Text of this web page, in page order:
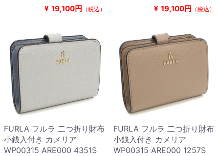
¥ 19,100円 （税込） ¥ 19,100円 （税込）
FURLA フルラ 二つ折り財布
小銭入付き カメリア
WP00315 ARE000 4351S
FURLA フルラ 二つ折り財布
小銭入付き カメリア
WP00315 ARE000 1257S